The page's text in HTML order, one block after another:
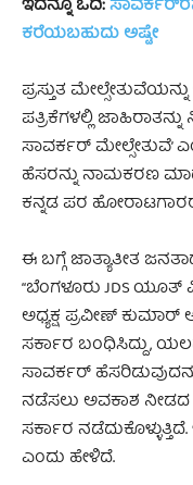
ಇದನ್ನೂ ಓದಿ:
ಕರೆಯಬಹುದು ಅಷ್ಟೇ
ಪ್ರಸ್ತುತ
ಪತ್ರಿಕೆಗಳಲ್ಲಿ ಜಾಹಿರಾತನ್ನು
ಸಾವರ್ಕರ್‌
ಹೆಸರನ್ನು ನಾಮಕರಣ
ಕನ್ನಡ ಪರ
ಈ ಬಗ್ಗೆ ಜಾತ್ಯಾತೀತ
“ಬೆಂಗಳೂರು JDS ಯೂತ್‌
ಅಧ್ಯಕ್ಷ ಪ್ರವೀಣ್
ಸರ್ಕಾರ ಬಂಧಿಸಿದ್ದು,
ಸಾವರ್ಕರ್
ನಡೆಸಲು ಅವಕಾಶ
ಸರ್ಕಾರ
ಎಂದು ಹೇಳಿದೆ.